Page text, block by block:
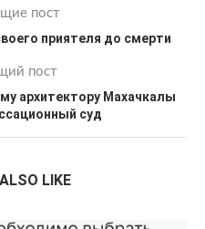
пост
приятеля до смерти
пост
архитектору Махачкалы
суд
LIKE